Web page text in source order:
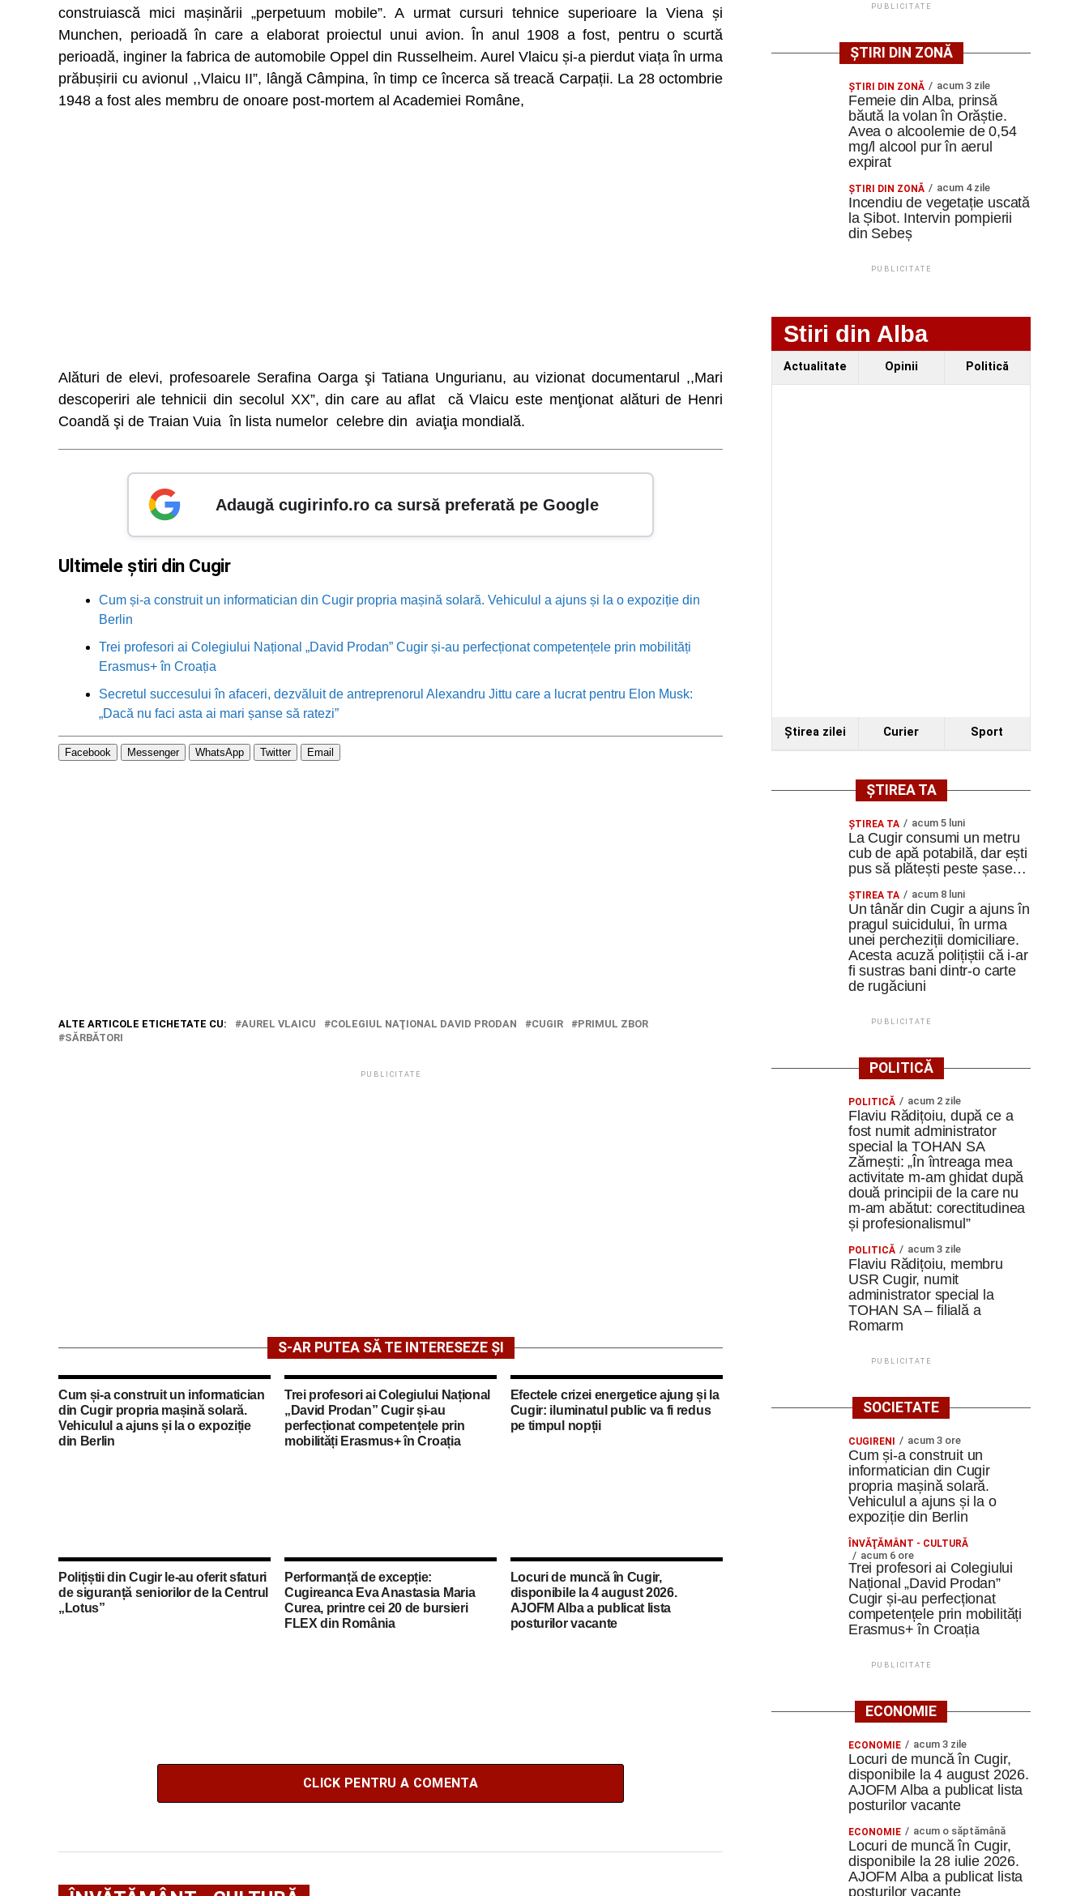
construiască mici mașinării „perpetuum mobile”. A urmat cursuri tehnice superioare la Viena și
Munchen, perioadă în care a elaborat proiectul unui avion. În anul 1908 a fost, pentru o scurtă
perioadă, inginer la fabrica de automobile Oppel din Russelheim. Aurel Vlaicu și-a pierdut viața în urma
prăbușirii cu avionul ,,Vlaicu II”, lângă Câmpina, în timp ce încerca să treacă Carpații. La 28 octombrie
1948 a fost ales membru de onoare post-mortem al Academiei Române,
Alături de elevi, profesoarele Serafina Oarga şi Tatiana Ungurianu, au vizionat documentarul ,,Mari
descoperiri ale tehnicii din secolul XX”, din care au aflat că Vlaicu este menţionat alături de Henri
Coandă şi de Traian Vuia în lista numelor celebre din aviaţia mondială.
Adaugă cugirinfo.ro ca sursă preferată pe Google
Ultimele știri din Cugir
Cum și-a construit un informatician din Cugir propria mașină solară. Vehiculul a ajuns și la o expoziție din
Berlin
Trei profesori ai Colegiului Național „David Prodan” Cugir și-au perfecționat competențele prin mobilități
Erasmus+ în Croația
Secretul succesului în afaceri, dezvăluit de antreprenorul Alexandru Jittu care a lucrat pentru Elon Musk:
„Dacă nu faci asta ai mari șanse să ratezi”
Facebook Messenger WhatsApp Twitter Email
ALTE ARTICOLE ETICHETATE CU: AUREL VLAICU COLEGIUL NAŢIONAL DAVID PRODAN CUGIR
PRIMUL ZBOR
SĂRBĂTORI
PUBLICITATE
S-AR PUTEA SĂ TE INTERESEZE ȘI
Cum și-a construit un informatician
din Cugir propria mașină solară.
Vehiculul a ajuns și la o expoziție
din Berlin
Trei profesori ai Colegiului Național
„David Prodan” Cugir și-au
perfecționat competențele prin
mobilități Erasmus+ în Croația
Efectele crizei energetice ajung și la
Cugir: iluminatul public va fi redus
pe timpul nopții
Polițiștii din Cugir le-au oferit sfaturi
de siguranță seniorilor de la Centrul
„Lotus”
Performanță de excepție:
Cugireanca Eva Anastasia Maria
Curea, printre cei 20 de bursieri
FLEX din România
Locuri de muncă în Cugir,
disponibile la 4 august 2026.
AJOFM Alba a publicat lista
posturilor vacante
CLICK PENTRU A COMENTA
PUBLICITATE
ȘTIRI DIN ZONĂ
ŞTIRI DIN ZONĂ acum 3 zile
Femeie din Alba, prinsă
băută la volan în Orăștie.
Avea o alcoolemie de 0,54
mg/l alcool pur în aerul
expirat
ŞTIRI DIN ZONĂ acum 4 zile
Incendiu de vegetație uscată
la Șibot. Intervin pompierii
din Sebeș
PUBLICITATE
Stiri din Alba
Actualitate Opinii Politică
Ştirea zilei Curier Sport
ȘTIREA TA
ȘTIREA TA acum 5 luni
La Cugir consumi un metru
cub de apă potabilă, dar ești
pus să plătești peste șase…
ȘTIREA TA acum 8 luni
Un tânăr din Cugir a ajuns în
pragul suicidului, în urma
unei percheziții domiciliare.
Acesta acuză polițiștii că i-ar
fi sustras bani dintr-o carte
de rugăciuni
PUBLICITATE
POLITICĂ
POLITICĂ acum 2 zile
Flaviu Rădițoiu, după ce a
fost numit administrator
special la TOHAN SA
Zărnești: „În întreaga mea
activitate m-am ghidat după
două principii de la care nu
m-am abătut: corectitudinea
și profesionalismul”
POLITICĂ acum 3 zile
Flaviu Rădițoiu, membru
USR Cugir, numit
administrator special la
TOHAN SA – filială a
Romarm
PUBLICITATE
SOCIETATE
CUGIRENI acum 3 ore
Cum și-a construit un
informatician din Cugir
propria mașină solară.
Vehiculul a ajuns și la o
expoziție din Berlin
ÎNVĂŢĂMÂNT - CULTURĂ
acum 6 ore
Trei profesori ai Colegiului
Național „David Prodan”
Cugir și-au perfecționat
competențele prin mobilități
Erasmus+ în Croația
PUBLICITATE
ECONOMIE
ECONOMIE acum 3 zile
Locuri de muncă în Cugir,
disponibile la 4 august 2026.
AJOFM Alba a publicat lista
posturilor vacante
ECONOMIE acum o săptămână
Locuri de muncă în Cugir,
disponibile la 28 iulie 2026.
AJOFM Alba a publicat lista
posturilor vacante